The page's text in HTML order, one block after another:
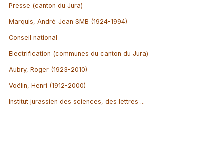
Presse (canton du Jura)
Marquis, André-Jean SMB (1924-1994)
Conseil national
Electrification (communes du canton du Jura)
Aubry, Roger (1923-2010)
Voëlin, Henri (1912-2000)
Institut jurassien des sciences, des lettres ...